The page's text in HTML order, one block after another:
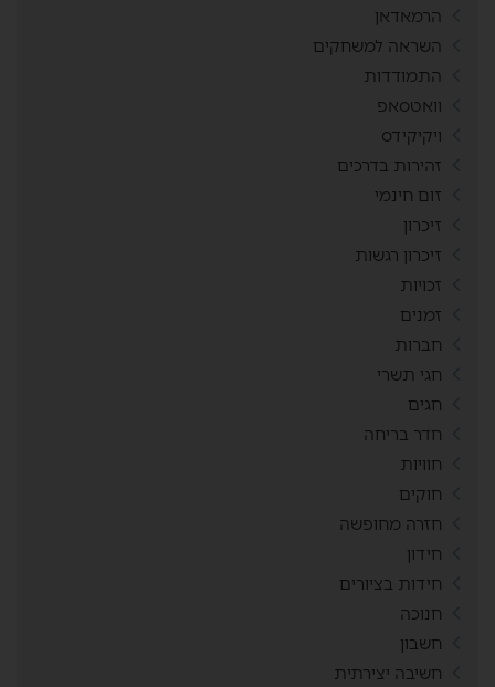
הרמאדאן
השראה למשחקים
התמודדות
וואטסאפ
ויקיקידס
זהירות בדרכים
זום חינמי
זיכרון
זיכרון רגשות
זכויות
זמנים
חברות
חגי תשרי
חגים
חדר בריחה
חוויות
חוקים
חזרה מחופשה
חידון
חידות בציורים
חנוכה
חשבון
חשיבה יצירתית